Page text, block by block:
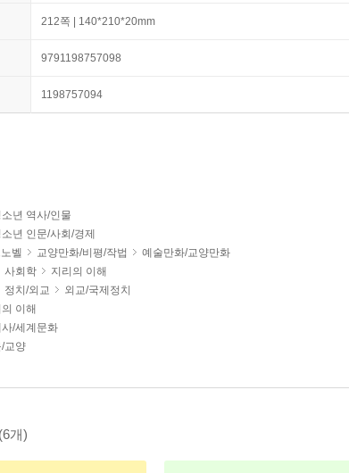
212쪽 | 140*210*20mm
9791198757098
1198757094
소년 역사/인물
소년 인문/사회/경제
벨 교양만화/비평/작법
예술만화/교양만화
사회학
지리의 이해
정치/외교
외교/국제정치
이해
/세계문화
교양
(6개)